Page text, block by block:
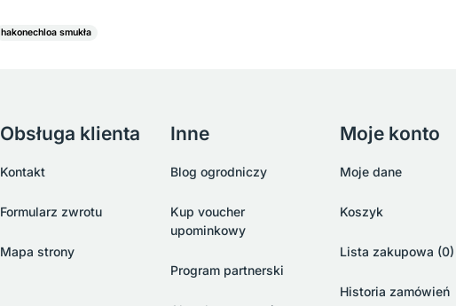
hakonechloa smukła
Obsługa klienta
Kontakt
Formularz zwrotu
Mapa strony
Inne
Blog ogrodniczy
Kup voucher
upominkowy
Program partnerski
Moje konto
Moje dane
Koszyk
Lista zakupowa (0)
Historia zamówień